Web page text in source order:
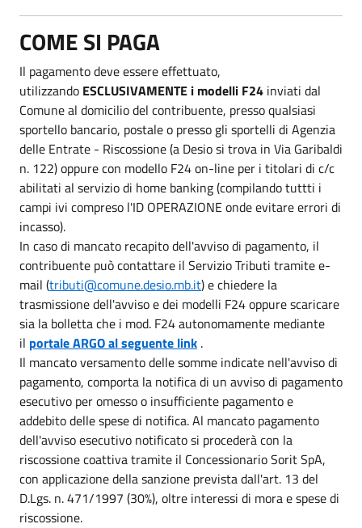
COME SI PAGA
Il pagamento deve essere effettuato,
utilizzando ESCLUSIVAMENTE i modelli F24 inviati dal
Comune al domicilio del contribuente, presso qualsiasi
sportello bancario, postale o presso gli sportelli di Agenzia
delle Entrate - Riscossione (a Desio si trova in Via Garibaldi
n. 122) oppure con modello F24 on-line per i titolari di c/c
abilitati al servizio di home banking (compilando tuttti i
campi ivi compreso l'ID OPERAZIONE onde evitare errori di
incasso).
In caso di mancato recapito dell'avviso di pagamento, il
contribuente può contattare il Servizio Tributi tramite e-
mail (tributi@comune.desio.mb.it) e chiedere la
trasmissione dell'avviso e dei modelli F24 oppure scaricare
sia la bolletta che i mod. F24 autonomamente mediante
il portale ARGO al seguente link .
Il mancato versamento delle somme indicate nell'avviso di
pagamento, comporta la notifica di un avviso di pagamento
esecutivo per omesso o insufficiente pagamento e
addebito delle spese di notifica. Al mancato pagamento
dell'avviso esecutivo notificato si procederà con la
riscossione coattiva tramite il Concessionario Sorit SpA,
con applicazione della sanzione prevista dall'art. 13 del
D.Lgs. n. 471/1997 (30%), oltre interessi di mora e spese di
riscossione.